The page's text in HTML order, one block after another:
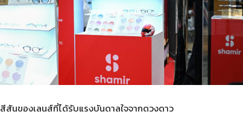
สีสันของเลนส์ที่ได้รับแรงบันดาลใจจากดวงดาว